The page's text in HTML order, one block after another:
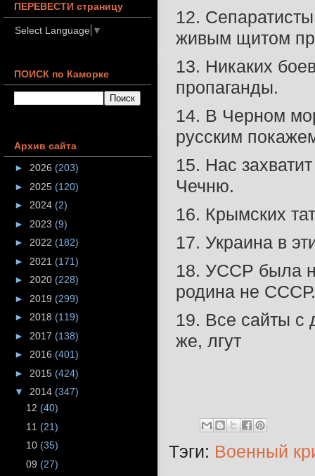
12.
живым щитом
13. Никаких
пропаганды.
14. В Черном
русским
15. Нас
Чечню.
16. Крымских
17. Украина в
18. УССР была
родина не СССР.
19. Все сайты с
же, лгут
Тэги: Военный
ПЕРЕВЕСТИ страницу
Select Language ▼
ПОИСК по Каморке
Архив сайта
► 2026 (203)
► 2025 (120)
► 2024 (2)
► 2023 (9)
► 2022 (182)
► 2021 (171)
► 2020 (228)
► 2019 (299)
► 2018 (119)
► 2017 (138)
► 2016 (401)
► 2015 (424)
▼ 2014 (347)
12 (40)
11 (21)
10 (35)
09 (27)